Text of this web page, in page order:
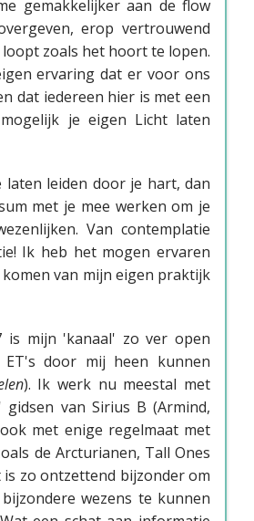
gemakkelijker aan de flow
erop vertrouwend
loopt zoals het hoort te lopen.
ervaring dat er voor ons
dat iedereen hier is met een
je eigen Licht laten
leiden door je hart, dan
met je mee werken om je
Van contemplatie
Ik heb het mogen ervaren
van mijn eigen praktijk
is mijn 'kanaal' zo ver open
door mij heen kunnen
). Ik werk nu meestal met
van Sirius B (Armind,
met enige regelmaat met
de Arcturianen, Tall Ones
is zo ontzettend bijzonder om
wezens te kunnen